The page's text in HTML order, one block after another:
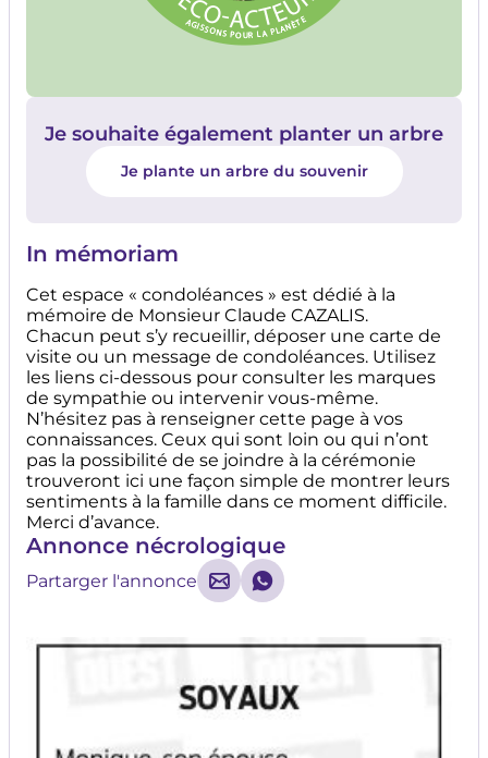
Je souhaite également planter un arbre
Je plante un arbre du souvenir
In mémoriam
Cet espace « condoléances » est dédié à la
mémoire de Monsieur Claude CAZALIS.
Chacun peut s’y recueillir, déposer une carte de
visite ou un message de condoléances. Utilisez
les liens ci-dessous pour consulter les marques
de sympathie ou intervenir vous-même.
N’hésitez pas à renseigner cette page à vos
connaissances. Ceux qui sont loin ou qui n’ont
pas la possibilité de se joindre à la cérémonie
trouveront ici une façon simple de montrer leurs
sentiments à la famille dans ce moment difficile.
Merci d’avance.
Annonce nécrologique
Partarger l'annonce